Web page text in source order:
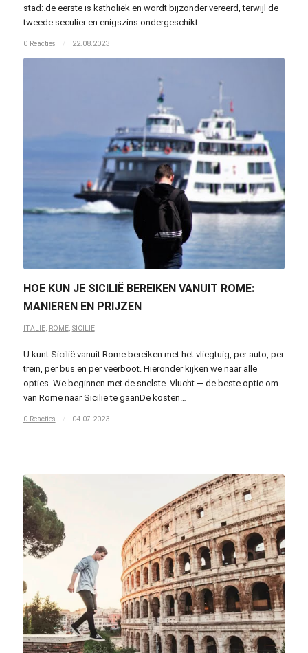
stad: de eerste is katholiek en wordt bijzonder vereerd, terwijl de
tweede seculier en enigszins ondergeschikt…
0 Reacties / 22.08.2023
HOE KUN JE SICILIË BEREIKEN VANUIT ROME:
MANIEREN EN PRIJZEN
ITALIË, ROME, SICILIË
U kunt Sicilië vanuit Rome bereiken met het vliegtuig, per auto, per
trein, per bus en per veerboot. Hieronder kijken we naar alle
opties. We beginnen met de snelste. Vlucht — de beste optie om
van Rome naar Sicilië te gaanDe kosten…
0 Reacties / 04.07.2023